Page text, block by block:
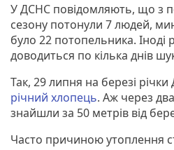
У ДСНС повідомляють, що з
сезону потонули 7 людей,
було 22 потопельника. Іноді
доводиться по кілька днів
Так, 29 липня на березі річки
річний хлопець. Аж через
знайшли за 50 метрів від
Часто причиною утоплення